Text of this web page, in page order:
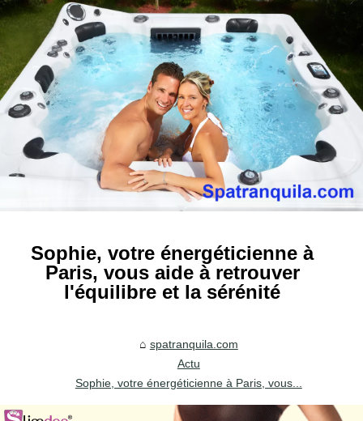
Sophie, votre énergéticienne à
Paris, vous aide à retrouver
l'équilibre et la sérénité
spatranquila.com
Actu
Sophie, votre énergéticienne à Paris, vous...